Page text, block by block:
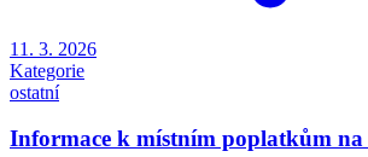
11. 3. 2026
Kategorie
ostatní
Informace k místním poplatkům na